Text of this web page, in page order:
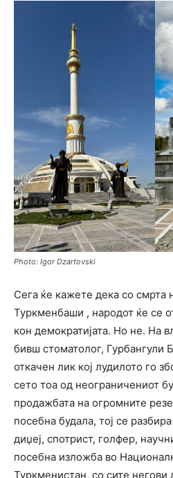
Photo: Igor Dzartovski
Сега ќе кажете дека со смрта
Туркменбаши , народот ќе се
кон демократијата. Но не. На
бивш стоматолог, Гурбангули
откачен лик кој лудилото го
сето тоа од неограничениот
продажбата на огромните
посебна будала, тој се
диџеј, спотрист, голфер,
посебна изложба во
Туркменистан, со сите